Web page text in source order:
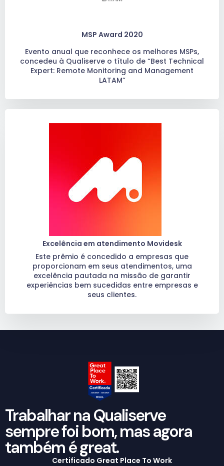
MSP Award 2020
Evento anual que reconhece os melhores MSPs,
concedeu à Qualiserve o título de “Best Technical
Expert: Remote Monitoring and Management
LATAM”
Excelência em atendimento Movidesk
Este prêmio é concedido a empresas que
proporcionam em seus atendimentos, uma
excelência pautada na missão de garantir
experiências bem sucedidas entre empresas e
seus clientes.
Trabalhar na Qualiserve
sempre foi bom, mas agora
também é great.
Certificado Great Place To Work